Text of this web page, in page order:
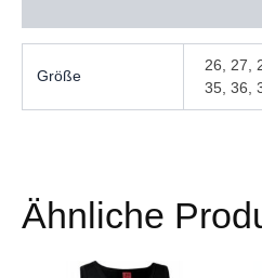
Größe
26, 27,
35, 36,
Ähnliche
Ursprünglicher
Aktueller
Dieses